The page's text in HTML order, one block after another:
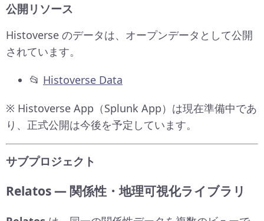
公開リソース
Histoverse のデータは、オープンデータとして公開
されています。
📂 Histoverse Data
※ Histoverse App（Splunk App）は現在準備中であ
り、正式公開は今後を予定しています。
サブプロジェクト
Relatos — 関係性・地理可視化ライブラリ